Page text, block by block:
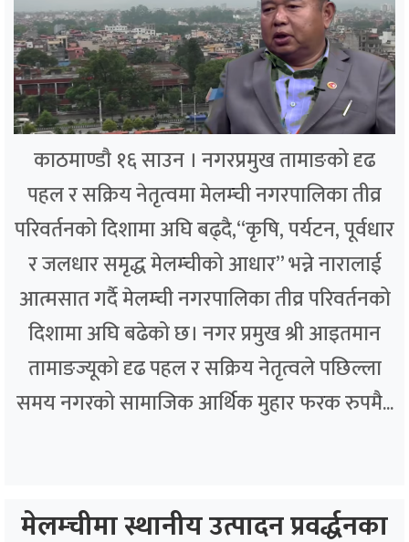
काठमाण्डौ १६ साउन । नगरप्रमुख तामाङको दृढ
पहल र सक्रिय नेतृत्वमा मेलम्ची नगरपालिका तीव्र
परिवर्तनको दिशामा अघि बढ्दै,“कृषि, पर्यटन, पूर्वधार
र जलधार समृद्ध मेलम्चीको आधार” भन्ने नारालाई
आत्मसात गर्दै मेलम्ची नगरपालिका तीव्र परिवर्तनको
दिशामा अघि बढेको छ। नगर प्रमुख श्री आइतमान
तामाङज्यूको दृढ पहल र सक्रिय नेतृत्वले पछिल्ला
समय नगरको सामाजिक आर्थिक मुहार फरक रुपमै...
मेलम्चीमा स्थानीय उत्पादन प्रवर्द्धनका